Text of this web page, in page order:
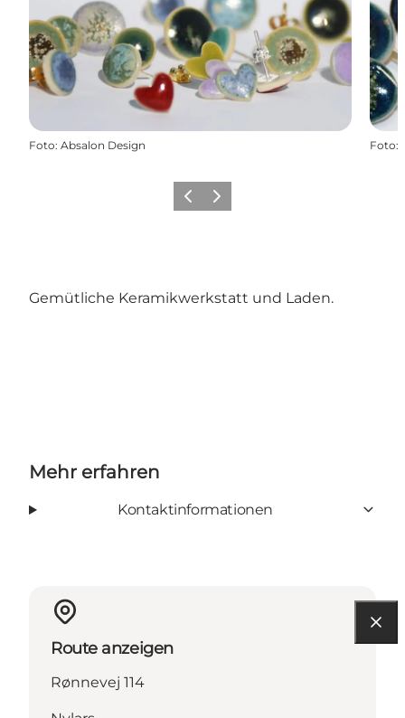
Foto: Absalon Design Foto:
ZurückWeiter
Gemütliche Keramikwerkstatt und Laden.
Mehr erfahren
Kontaktinformationen
Route anzeigen
Rønnevej 114